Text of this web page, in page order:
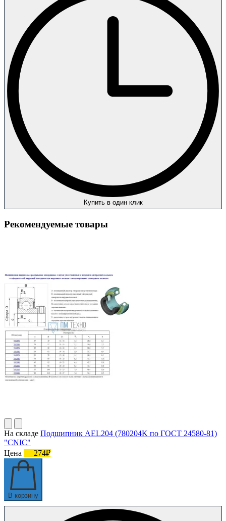
Купить в один клик
Рекомендуемые товары
На складе Подшипник AEL204 (780204K по ГОСТ 24580-81)
"CNIC"
Цена
274₽
В корзину